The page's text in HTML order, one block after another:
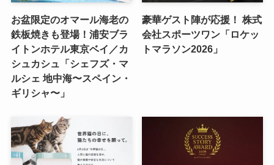
お盆限定のオマール海老の
鉄板焼きも登場！浦安ブラ
イトンホテル東京ベイ／カ
シュカシュ「シェフズ・マ
ルシェ 地中海〜スペイン・
ギリシャ〜」
豪華ゲスト陣が応援！ 株式
会社スポーツワン「ロケッ
トマラソン2026」